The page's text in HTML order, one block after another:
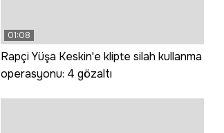
01:08
Rapçi Yüşa Keskin'e klipte silah kullanma
operasyonu: 4 gözaltı